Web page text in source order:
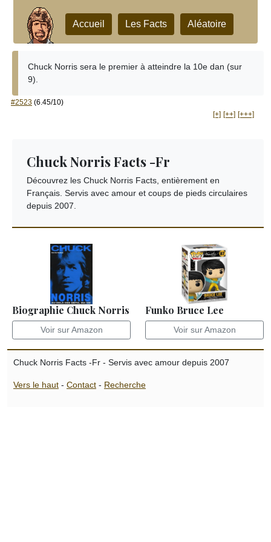
Accueil Les Facts Aléatoire
Chuck Norris sera le premier à atteindre la 10e dan (sur
9).
#2523 (6.45/10)
[+] [++] [+++]
Chuck Norris Facts -Fr
Découvrez les Chuck Norris Facts, entièrement en
Français. Servis avec amour et coups de pieds circulaires
depuis 2007.
Biographie Chuck Norris
Voir sur Amazon
Funko Bruce Lee
Voir sur Amazon
Chuck Norris Facts -Fr - Servis avec amour depuis 2007
Vers le haut - Contact - Recherche